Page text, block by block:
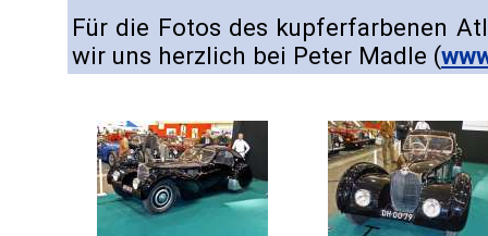
Für die Fotos des kupferfarbenen
wir uns herzlich bei Peter Madle (